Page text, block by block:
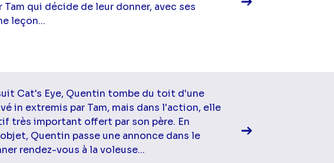
Tam qui décide de leur donner, avec ses
leçon...
Cat's Eye, Quentin tombe du toit d'une
in extremis par Tam, mais dans l'action, elle
très important offert par son père. En
Quentin passe une annonce dans le
rendez-vous à la voleuse...